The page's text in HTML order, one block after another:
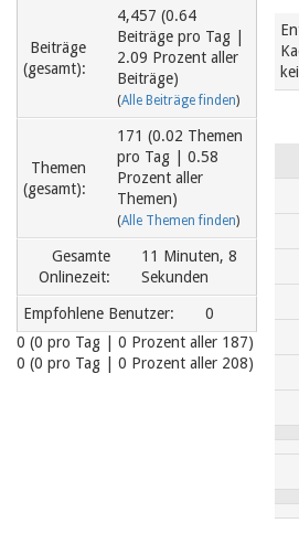
Beiträge
(gesamt):
4,457 (0.64
Beiträge pro Tag |
2.09 Prozent aller
Beiträge)
(Alle Beiträge finden)
Themen
(gesamt):
171 (0.02 Themen
pro Tag | 0.58
Prozent aller
Themen)
(Alle Themen finden)
Gesamte
Onlinezeit:
11 Minuten, 8
Sekunden
Empfohlene Benutzer:
0
0 (0 pro Tag | 0 Prozent aller 187)
0 (0 pro Tag | 0 Prozent aller 208)